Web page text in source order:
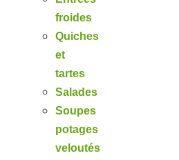
froides
Quiches
et
tartes
Salades
Soupes
potages
veloutés